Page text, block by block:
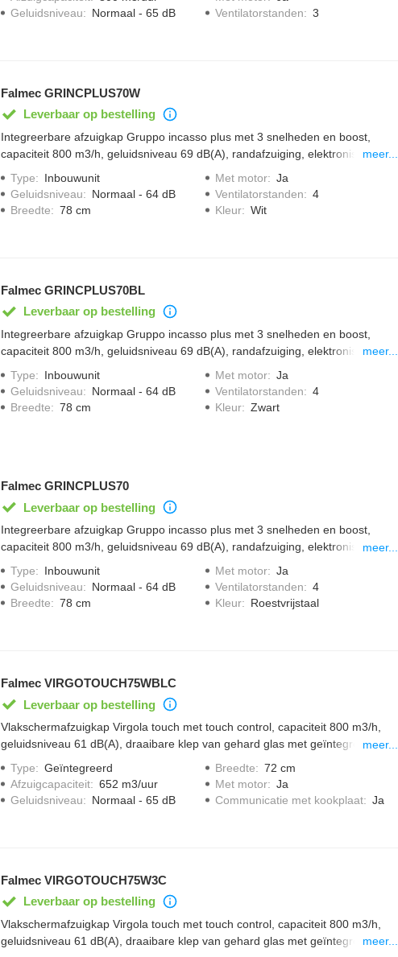
Geluidsniveau: Normaal - 65 dB
Ventilatorstanden: 3
Falmec GRINCPLUS70W
Leverbaar op bestelling
Integreerbare afzuigkap Gruppo incasso plus met 3 snelheden en boost,
capaciteit 800 m3/h, geluidsniveau 69 dB(A), randafzuiging, elektronischemeer...
Type: Inbouwunit
Geluidsniveau: Normaal - 64 dB
Breedte: 78 cm
Met motor: Ja
Ventilatorstanden: 4
Kleur: Wit
Falmec GRINCPLUS70BL
Leverbaar op bestelling
Integreerbare afzuigkap Gruppo incasso plus met 3 snelheden en boost,
capaciteit 800 m3/h, geluidsniveau 69 dB(A), randafzuiging, elektronischemeer...
Type: Inbouwunit
Geluidsniveau: Normaal - 64 dB
Breedte: 78 cm
Met motor: Ja
Ventilatorstanden: 4
Kleur: Zwart
Falmec GRINCPLUS70
Leverbaar op bestelling
Integreerbare afzuigkap Gruppo incasso plus met 3 snelheden en boost,
capaciteit 800 m3/h, geluidsniveau 69 dB(A), randafzuiging, elektronische
bediening en dimbare LED verlichting.
meer...
Type: Inbouwunit
Geluidsniveau: Normaal - 64 dB
Breedte: 78 cm
Met motor: Ja
Ventilatorstanden: 4
Kleur: Roestvrijstaal
Falmec VIRGOTOUCH75WBLC
Leverbaar op bestelling
Vlakschermafzuigkap Virgola touch met touch control, capaciteit 800 m3/h,
geluidsniveau 61 dB(A), draaibare klep van gehard glas met geïntegreerde
meer...
Type: Geïntegreerd
Afzuigcapaciteit: 652 m3/uur
Geluidsniveau: Normaal - 65 dB
Breedte: 72 cm
Met motor: Ja
Communicatie met kookplaat: Ja
Falmec VIRGOTOUCH75W3C
Leverbaar op bestelling
Vlakschermafzuigkap Virgola touch met touch control, capaciteit 800 m3/h,
geluidsniveau 61 dB(A), draaibare klep van gehard glas met geïntegreerde
meer...